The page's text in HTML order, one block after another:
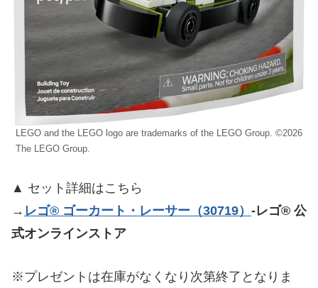
LEGO and the LEGO logo are trademarks of the LEGO Group. ©2026
The LEGO Group.
▲ セット詳細はこちら
→ レゴ® ゴーカート・レーサー（30719） -レゴ® 公
式オンラインストア
※プレゼントは在庫がなくなり次第終了となりま